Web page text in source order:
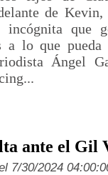
de
incógnita que
a lo que
Ángel
ante el Gil
7/30/2024